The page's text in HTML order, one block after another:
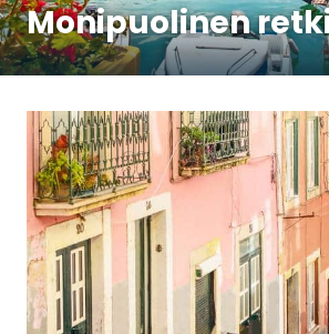
Monipuolinen